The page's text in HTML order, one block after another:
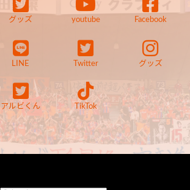
グッズ youtube Facebook
LINE Twitter グッズ
アルビくん TikTok